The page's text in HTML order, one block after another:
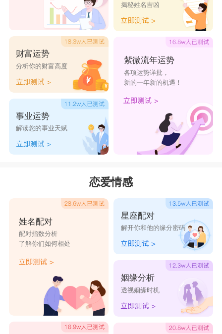
财富运势
分析你的财富高度
事业运势
解读您的事业天赋
揭秘姓名吉凶
紫微流年运势
各项运势详批，
新的一年新的机遇！
恋爱情感
姓名配对
配对指数分析
了解你们如何相处
星座配对
解开你和他的缘分密码
姻缘分析
透视姻缘时机